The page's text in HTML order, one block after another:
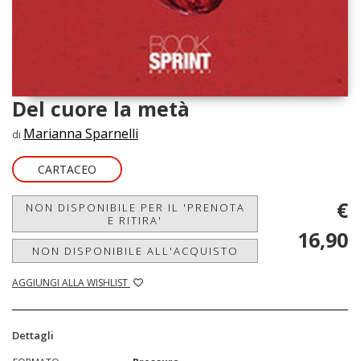
Del cuore la metà
di Marianna Sparnelli
CARTACEO
NON DISPONIBILE PER IL 'PRENOTA
E RITIRA'
NON DISPONIBILE ALL'ACQUISTO
AGGIUNGI ALLA WISHLIST
€
16,90
Dettagli